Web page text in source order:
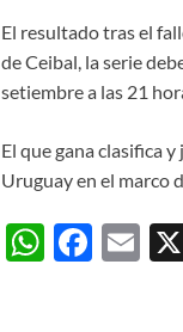
El resultado tras el
de Ceibal, la serie
setiembre a las 21
El que gana clasifica
Uruguay en el marco
WF E